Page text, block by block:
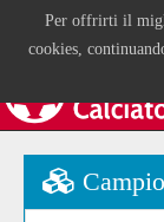
Per offrirti il
cookies,